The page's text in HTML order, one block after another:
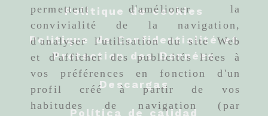
permettent d'améliorer la
convivialité de la navigation,
d'analyser l'utilisation du site Web
et d'afficher des publicités liées à
vos préférences en fonction d'un
profil créé à partir de vos
habitudes de navigation (par
Politique de cookies
Politique de Confidentialité et
Protection des Données
Descargas
Política de calidad